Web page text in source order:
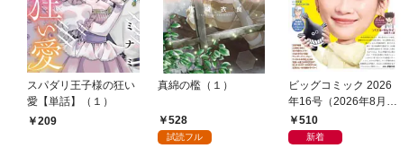
スパダリ王子様の狂い
愛【単話】（１）
209
真綿の檻（１）
528
試読フル
ビッグコミック 2026
年16号（2026年8月7
日発売）
510
新着